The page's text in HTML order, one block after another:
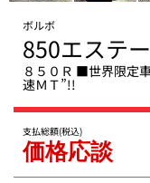
ボルボ
850エステ
８５０Ｒ ■世界限定
速ＭＴ”!!
支払総額(税込)
価格応談